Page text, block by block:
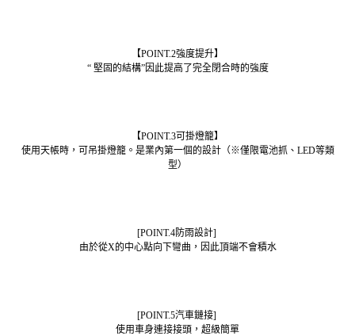
【POINT.2強度提升】
“ 堅固的結構”因此提高了完全閉合時的強度
【POINT.3可掛燈籠】
使用天帳時，可吊掛燈籠。是業內第一個的設計（※僅限電池抓、LED等類
型）
[POINT.4防雨設計]
由於從X的中心點向下彎曲，因此頂端不會積水
[POINT.5汽車鏈接]
使用車身連接接頭，超級簡單